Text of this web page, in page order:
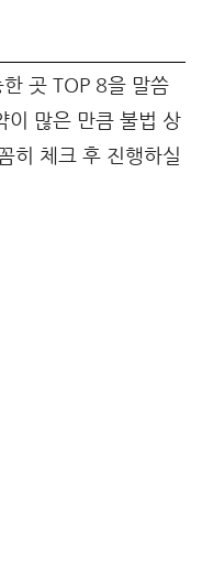
곳 TOP 8을 말씀
이 많은 만큼 불법 상
히 체크 후 진행하실